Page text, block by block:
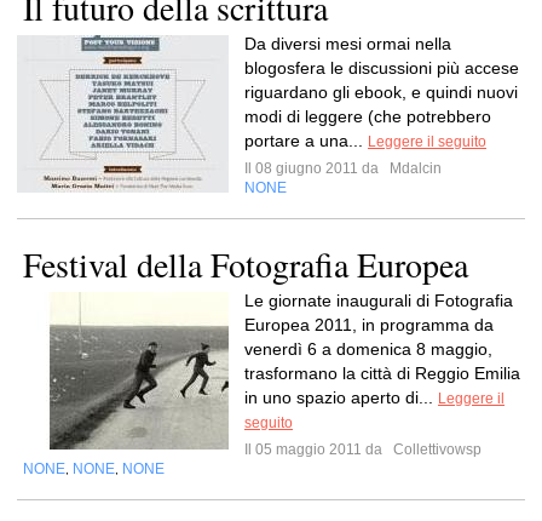
Da diversi mesi ormai nella
blogosfera le discussioni più accese
riguardano gli ebook, e quindi nuovi
modi di leggere (che potrebbero
portare a una...
Leggere il seguito
Il 08 giugno 2011 da
Mdalcin
NONE
Festival della Fotografia Europea
Le giornate inaugurali di Fotografia
Europea 2011, in programma da
venerdì 6 a domenica 8 maggio,
trasformano la città di Reggio Emilia
in uno spazio aperto di...
Leggere il
seguito
Il 05 maggio 2011 da
Collettivowsp
NONE NONE NONE